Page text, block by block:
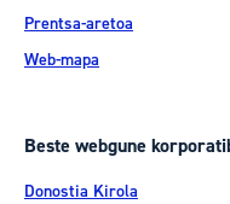
Prentsa-aretoa
Web-mapa
Beste webgune
Donostia Kirola